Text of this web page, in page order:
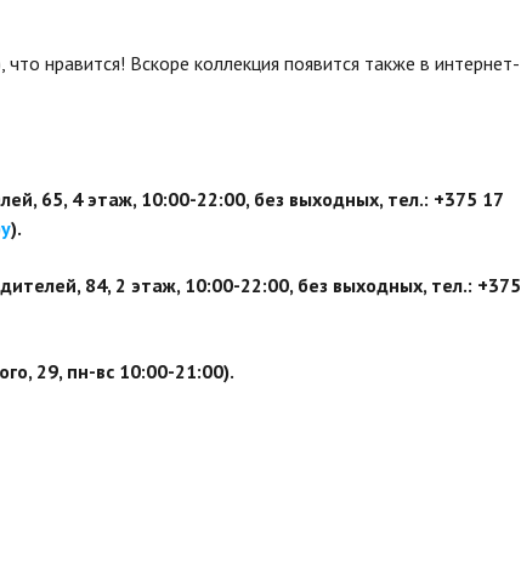
нравится! Вскоре коллекция появится также в интернет-
65, 4 этаж, 10:00-22:00, без выходных, тел.: +375 17
).
84, 2 этаж, 10:00-22:00, без выходных, тел.: +375
29, пн-вс 10:00-21:00).